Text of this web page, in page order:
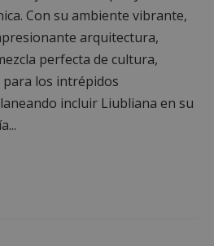
Con su ambiente vibrante,
arquitectura,
perfecta de cultura,
los intrépidos
incluir Liubliana en su